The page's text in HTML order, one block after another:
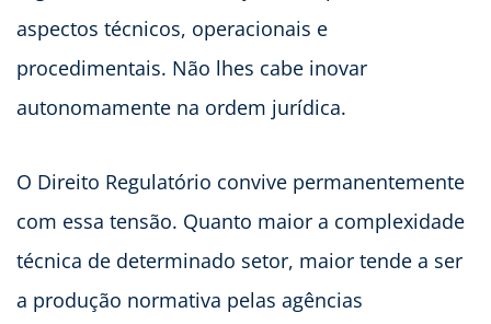
aspectos técnicos, operacionais e
procedimentais. Não lhes cabe inovar
autonomamente na ordem jurídica.
O Direito Regulatório convive permanentemente
com essa tensão. Quanto maior a complexidade
técnica de determinado setor, maior tende a ser
a produção normativa pelas agências